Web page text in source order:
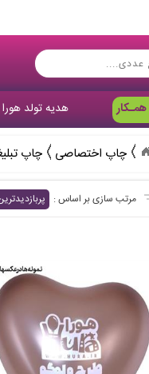
هدیه تولد هورا
چاپ اختصاصی چاپ